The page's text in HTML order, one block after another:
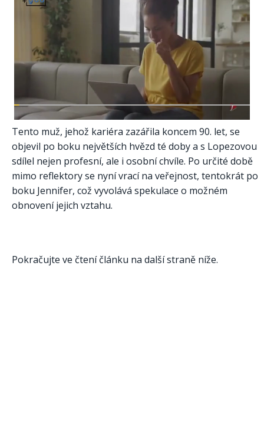
Tento muž, jehož kariéra zazářila koncem 90. let, se
objevil po boku největších hvězd té doby a s Lopezovou
sdílel nejen profesní, ale i osobní chvíle. Po určité době
mimo reflektory se nyní vrací na veřejnost, tentokrát po
boku Jennifer, což vyvolává spekulace o možném
obnovení jejich vztahu.
Pokračujte ve čtení článku na další straně níže.